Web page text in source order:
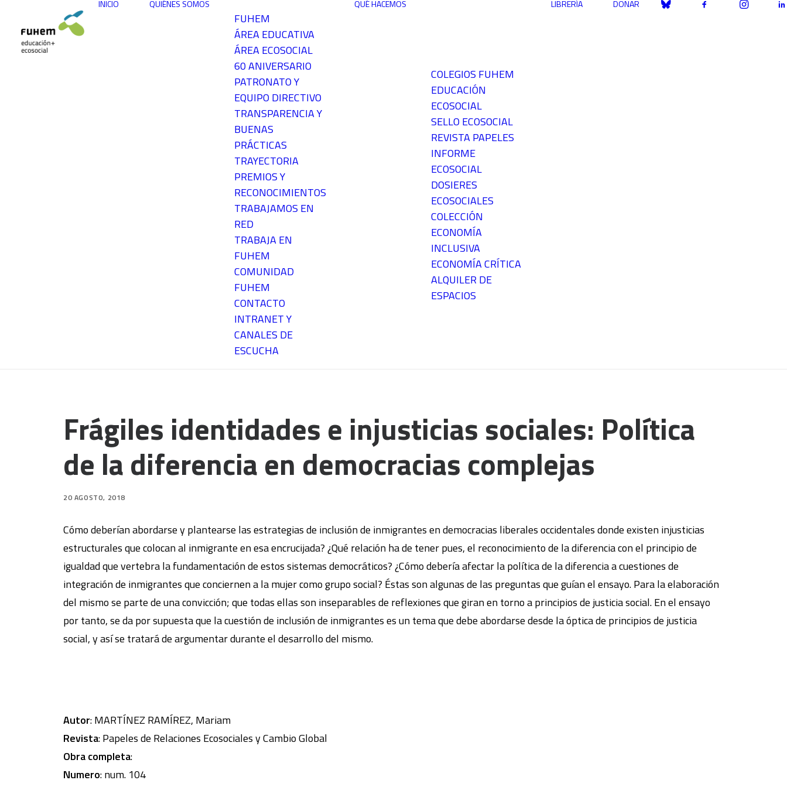
INICIO QUIÉNES SOMOS
FUHEM
ÁREA EDUCATIVA
ÁREA ECOSOCIAL
60 ANIVERSARIO
PATRONATO Y
EQUIPO DIRECTIVO
TRANSPARENCIA Y
BUENAS
PRÁCTICAS
TRAYECTORIA
PREMIOS Y
RECONOCIMIENTOS
TRABAJAMOS EN
RED
TRABAJA EN
FUHEM
COMUNIDAD
FUHEM
CONTACTO
INTRANET Y
CANALES DE
ESCUCHA
QUÉ HACEMOS
COLEGIOS FUHEM
EDUCACIÓN
ECOSOCIAL
SELLO ECOSOCIAL
REVISTA PAPELES
INFORME
ECOSOCIAL
DOSIERES
ECOSOCIALES
COLECCIÓN
ECONOMÍA
INCLUSIVA
ECONOMÍA CRÍTICA
ALQUILER DE
ESPACIOS
LIBRERÍA DONAR
Frágiles identidades e injusticias sociales: Política
de la diferencia en democracias complejas
20 AGOSTO, 2018
Cómo deberían abordarse y plantearse las estrategias de inclusión de inmigrantes en democracias liberales occidentales donde existen injusticias
estructurales que colocan al inmigrante en esa encrucijada? ¿Qué relación ha de tener pues, el reconocimiento de la diferencia con el principio de
igualdad que vertebra la fundamentación de estos sistemas democráticos? ¿Cómo debería afectar la política de la diferencia a cuestiones de
integración de inmigrantes que conciernen a la mujer como grupo social? Éstas son algunas de las preguntas que guían el ensayo. Para la elaboración
del mismo se parte de una convicción; que todas ellas son inseparables de reflexiones que giran en torno a principios de justicia social. En el ensayo
por tanto, se da por supuesta que la cuestión de inclusión de inmigrantes es un tema que debe abordarse desde la óptica de principios de justicia
social, y así se tratará de argumentar durante el desarrollo del mismo.
Autor: MARTÍNEZ RAMÍREZ, Mariam
Revista: Papeles de Relaciones Ecosociales y Cambio Global
Obra completa:
Numero: num. 104